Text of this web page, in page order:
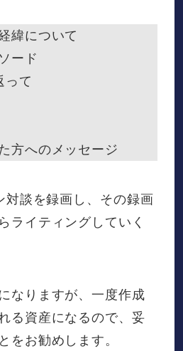
緯について
ード
って
方へのメッセージ
対談を録画し、その録画
ライティングしていく
なりますが、一度作成
る資産になるので、妥
をお勧めします。